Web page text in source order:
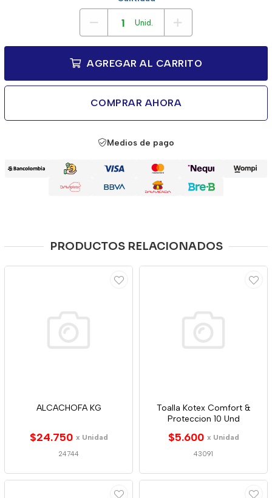
Unid.
AGREGAR AL CARRITO
COMPRAR AHORA
Medios de pago
PRODUCTOS RELACIONADOS
ALCACHOFA KG
$24.750 x Unidad
24744
Toalla Kotex Comfort &
Proteccion 10 Und
$5.600 x Unidad
43091